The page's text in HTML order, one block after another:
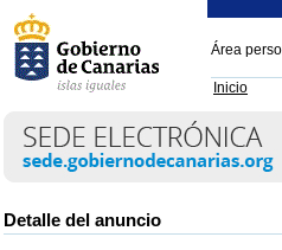
Área
Inicio
Detalle del anuncio